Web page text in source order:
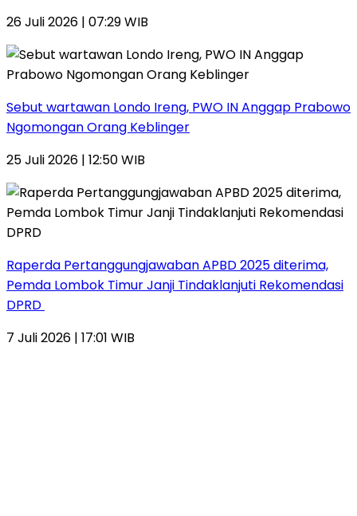
26 Juli 2026 | 07:29 WIB
Sebut wartawan Londo Ireng, PWO IN Anggap Prabowo
Ngomongan Orang Keblinger
25 Juli 2026 | 12:50 WIB
Raperda Pertanggungjawaban APBD 2025 diterima,
Pemda Lombok Timur Janji Tindaklanjuti Rekomendasi
DPRD
7 Juli 2026 | 17:01 WIB